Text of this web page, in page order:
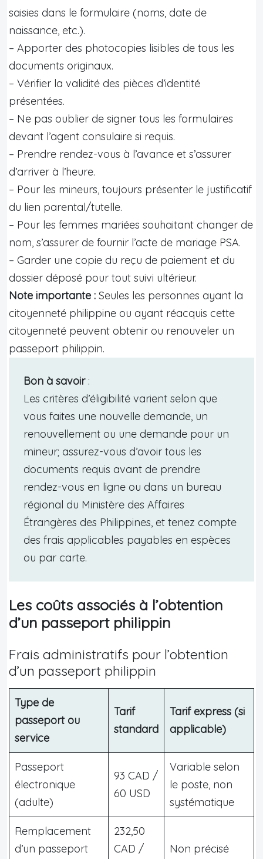
saisies dans le formulaire (noms, date de
naissance, etc.).
– Apporter des photocopies lisibles de tous les
documents originaux.
– Vérifier la validité des pièces d’identité
présentées.
– Ne pas oublier de signer tous les formulaires
devant l’agent consulaire si requis.
– Prendre rendez-vous à l’avance et s’assurer
d’arriver à l’heure.
– Pour les mineurs, toujours présenter le justificatif
du lien parental/tutelle.
– Pour les femmes mariées souhaitant changer de
nom, s’assurer de fournir l’acte de mariage PSA.
– Garder une copie du reçu de paiement et du
dossier déposé pour tout suivi ultérieur.
Note importante : Seules les personnes ayant la
citoyenneté philippine ou ayant réacquis cette
citoyenneté peuvent obtenir ou renouveler un
passeport philippin.
Bon à savoir:
Les critères d’éligibilité varient selon que
vous faites une nouvelle demande, un
renouvellement ou une demande pour un
mineur; assurez-vous d’avoir tous les
documents requis avant de prendre
rendez-vous en ligne ou dans un bureau
régional du Ministère des Affaires
Étrangères des Philippines, et tenez compte
des frais applicables payables en espèces
ou par carte.
Les coûts associés à l’obtention
d’un passeport philippin
Frais administratifs pour l’obtention
d’un passeport philippin
Type de
passeport ou
service
Tarif
standard
Tarif express (si
applicable)
Passeport
électronique
(adulte)
93 CAD /
60 USD
Variable selon
le poste, non
systématique
Remplacement
d’un passeport
232,50
CAD /
Non précisé